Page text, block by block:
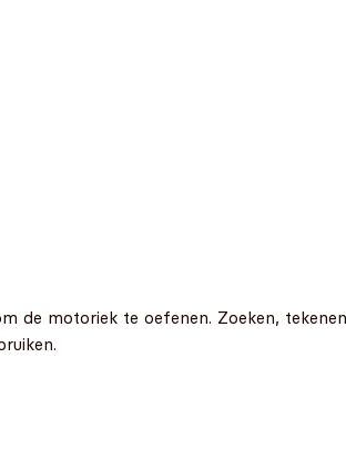
motoriek te oefenen. Zoeken,